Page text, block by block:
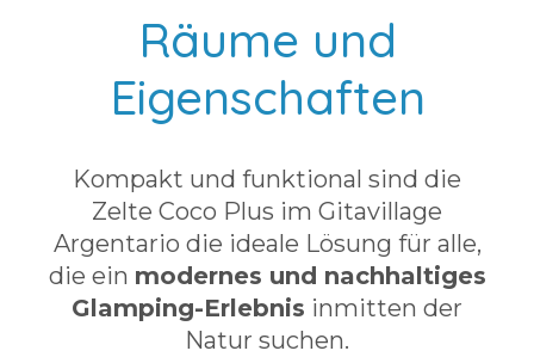
Räume und
Eigenschaften
Kompakt und funktional sind die
Zelte Coco Plus im Gitavillage
Argentario die ideale Lösung für alle,
die ein modernes und nachhaltiges
Glamping-Erlebnis inmitten der
Natur suchen.